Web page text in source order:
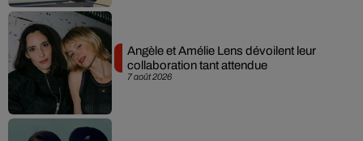
7 août 2026
Angèle et Amélie Lens dévoilent leur
collaboration tant attendue